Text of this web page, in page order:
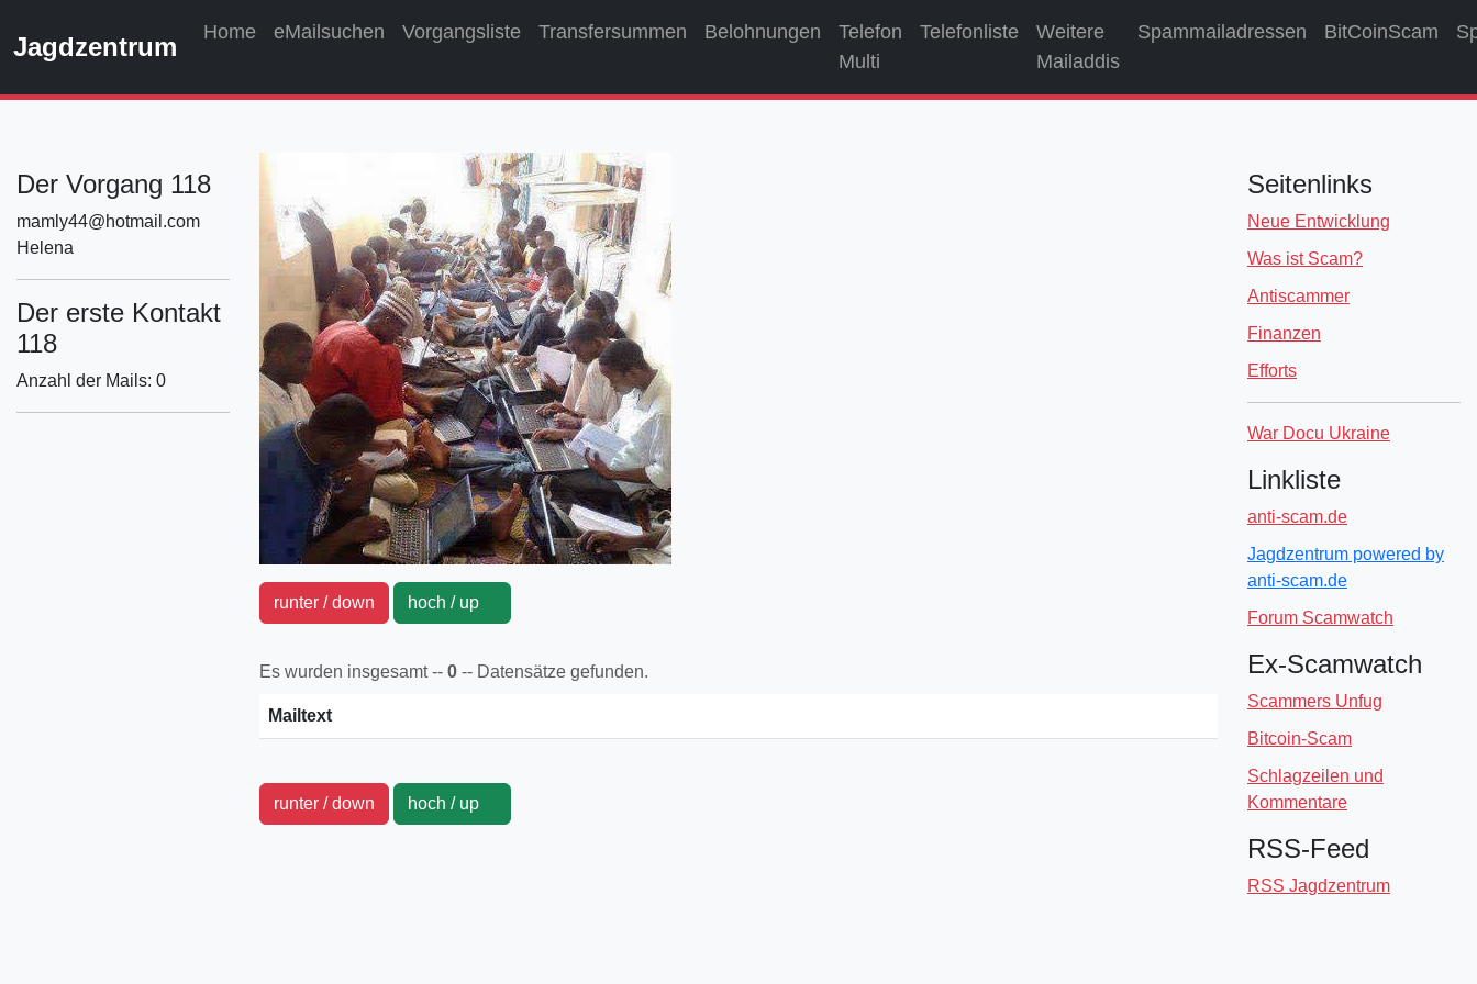
Jagdzentrum Home eMailsuchen Vorgangsliste Transfersummen Belohnungen
Telefon
Multi
Telefonliste
Weitere
Mailaddis
Spammailadressen BitCoinScam
Der Vorgang 118
mamly44@hotmail.com
Helena
Der erste Kontakt
118
Anzahl der Mails: 0
runter / down hoch / up
Es wurden insgesamt -- 0 -- Datensätze gefunden.
Mailtext
runter / down hoch / up
Seitenlinks
Neue Entwicklung
Was ist Scam?
Antiscammer
Finanzen
Efforts
War Docu Ukraine
Linkliste
anti-scam.de
Jagdzentrum powered by
anti-scam.de
Forum Scamwatch
Ex-Scamwatch
Scammers Unfug
Bitcoin-Scam
Schlagzeilen und
Kommentare
RSS-Feed
RSS Jagdzentrum